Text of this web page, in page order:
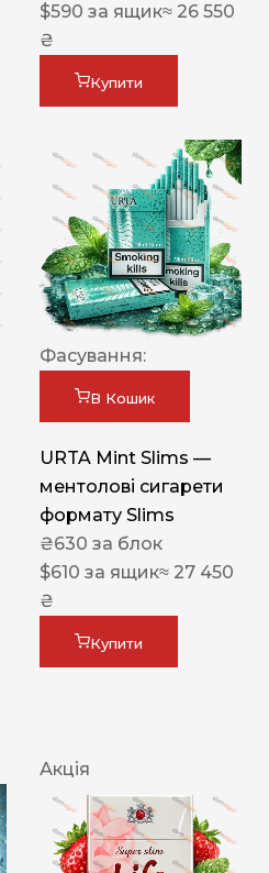
$590 за ящик≈ 26 550
₴
Купити
Фасування:
В Кошик
URTA Mint Slims —
ментолові сигарети
формату Slims
₴630 за блок
$610 за ящик≈ 27 450
₴
Купити
Акція